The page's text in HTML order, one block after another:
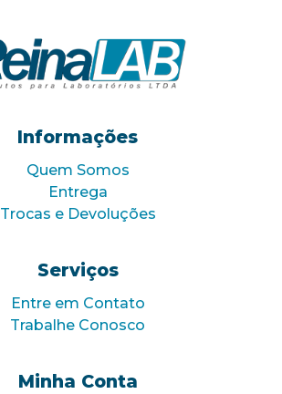
Informações
Quem Somos
Entrega
Trocas e Devoluções
Serviços
Entre em Contato
Trabalhe Conosco
Minha Conta